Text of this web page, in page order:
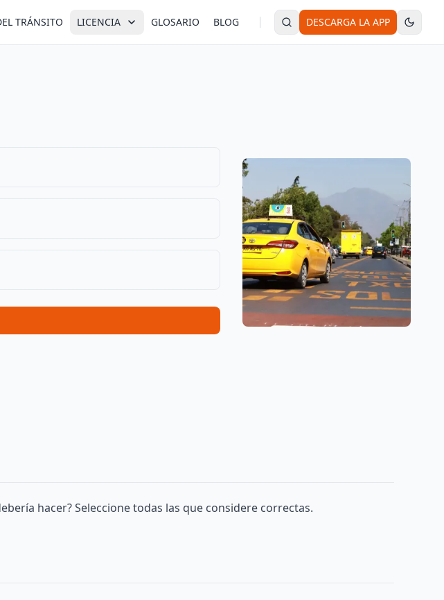
TRÁNSITO LICENCIA GLOSARIO BLOG DESCARGA LA APP
hacer? Seleccione todas las que considere correctas.